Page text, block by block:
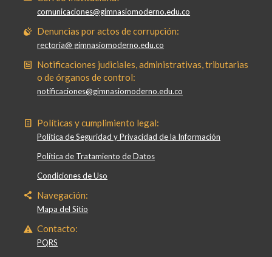
comunicaciones@gimnasiomoderno.edu.co
Denuncias por actos de corrupción:
rectoria@ gimnasiomoderno.edu.co
Notificaciones judiciales, administrativas, tributarias
o de órganos de control:
notificaciones@gimnasiomoderno.edu.co
Políticas y cumplimiento legal:
Política de Seguridad y Privacidad de la Información
Política de Tratamiento de Datos
Condiciones de Uso
Navegación:
Mapa del Sitio
Contacto:
PQRS